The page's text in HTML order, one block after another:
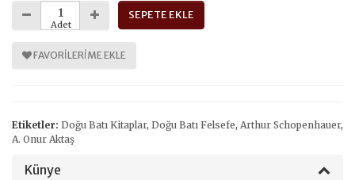
Adet
SEPETE EKLE
FAVORILERIME EKLE
Etiketler: Doğu Batı Kitaplar, Doğu Batı Felsefe, Arthur Schopenhauer,
A. Onur Aktaş
Künye